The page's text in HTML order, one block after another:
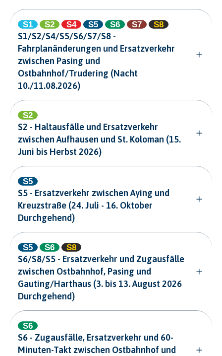
S1/S2/S4/S5/S6/S7/S8 -
Fahrplanänderungen und Ersatzverkehr
zwischen Pasing und
Ostbahnhof/Trudering (Nacht
10./11.08.2026)
S2 - Haltausfälle und Ersatzverkehr
zwischen Aufhausen und St. Koloman (15.
Juni bis Herbst 2026)
S5 - Ersatzverkehr zwischen Aying und
Kreuzstraße (24. Juli - 16. Oktober
Durchgehend)
S6/S8/S5 - Ersatzverkehr und Zugausfälle
zwischen Ostbahnhof, Pasing und
Gauting/Harthaus (3. bis 13. August 2026
Durchgehend)
S6 - Zugausfälle, Ersatzverkehr und 60-
Minuten-Takt zwischen Ostbahnhof und